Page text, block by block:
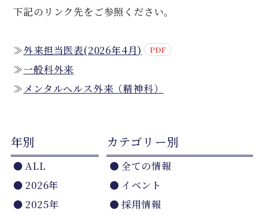
下記のリンク先をご参照ください。
≫外来担当医表(2026年4月)
≫一般科外来
≫メンタルヘルス外来（精神科）
年別
ALL
2026年
2025年
カテゴリー別
全ての情報
イベント
採用情報